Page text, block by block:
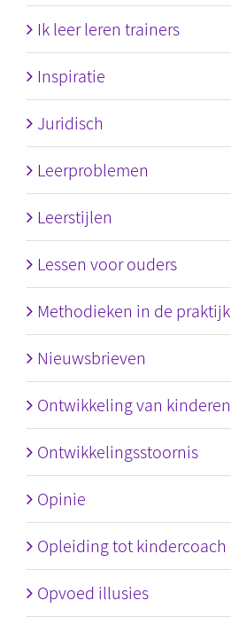
Ik leer leren trainers
Inspiratie
Juridisch
Leerproblemen
Leerstijlen
Lessen voor ouders
Methodieken in de praktijk
Nieuwsbrieven
Ontwikkeling van kinderen
Ontwikkelingsstoornis
Opinie
Opleiding tot kindercoach
Opvoed illusies